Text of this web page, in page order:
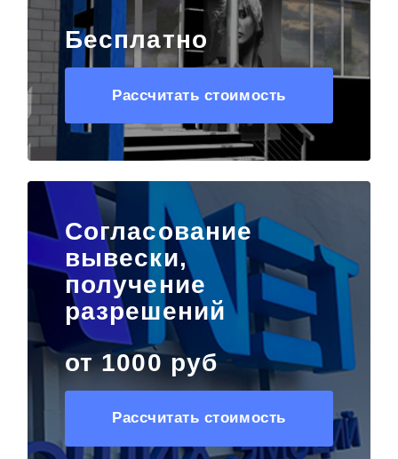
Бесплатно
Рассчитать стоимость
Согласование
вывески,
получение
разрешений
от 1000 руб
Рассчитать стоимость